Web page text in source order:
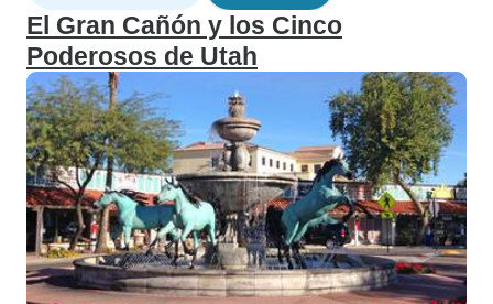
El Gran Cañón y los Cinco
Poderosos de Utah